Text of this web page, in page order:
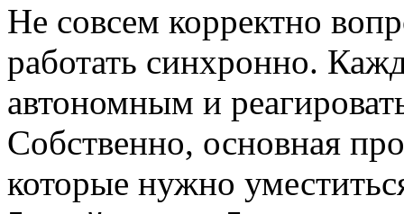
Не совсем корректно
работать синхронно.
автономным и
Собственно, основная
которые нужно